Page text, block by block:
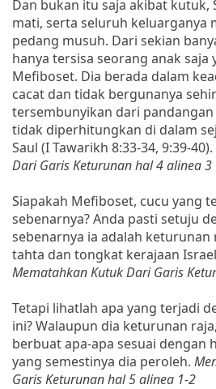
Dan bukan itu saja akibat kutuk,
mati, serta seluruh keluarganya
pedang musuh. Dari sekian
hanya tersisa seorang anak saja
Mefiboset. Dia berada dalam
cacat dan tidak bergunanya
tersembunyikan dari
tidak diperhitungkan di dalam
Saul (I Tawarikh 8:33-34, 9:39-40).
Dari Garis Keturunan hal 4 alinea 3
Siapakah Mefiboset, cucu yang
sebenarnya? Anda pasti setuju
sebenarnya ia adalah keturunan
tahta dan tongkat kerajaan
Mematahkan Kutuk Dari Garis
Tetapi lihatlah apa yang terjadi
ini? Walaupun dia keturunan
berbuat apa-apa sesuai dengan
yang semestinya dia peroleh.
Garis Keturunan hal 5 alinea 1-2